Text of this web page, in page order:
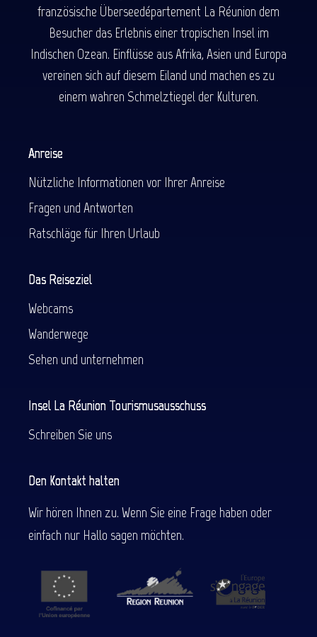
französische Überseedépartement La Réunion dem
Besucher das Erlebnis einer tropischen Insel im
Indischen Ozean. Einflüsse aus Afrika, Asien und Europa
vereinen sich auf diesem Eiland und machen es zu
einem wahren Schmelztiegel der Kulturen.
Anreise
Nützliche Informationen vor Ihrer Anreise
Fragen und Antworten
Ratschläge für Ihren Urlaub
Das Reiseziel
Webcams
Wanderwege
Sehen und unternehmen
Insel La Réunion Tourismusausschuss
Schreiben Sie uns
Den Kontakt halten
Wir hören Ihnen zu. Wenn Sie eine Frage haben oder
einfach nur Hallo sagen möchten.